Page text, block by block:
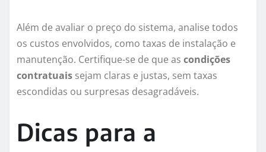
Além de avaliar o preço do sistema, analise todos
os custos envolvidos, como taxas de instalação e
manutenção. Certifique-se de que as condições
contratuais sejam claras e justas, sem taxas
escondidas ou surpresas desagradáveis.
Dicas para a